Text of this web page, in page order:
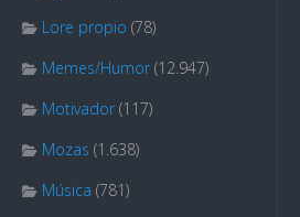
Lore propio (78)
Memes/Humor (12.947)
Motivador (117)
Mozas (1.638)
Música (781)